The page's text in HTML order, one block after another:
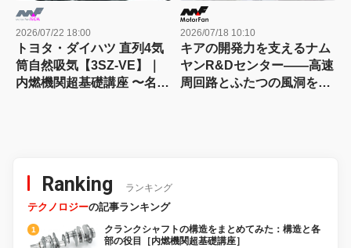
2026/07/22 18:00
トヨタ・ダイハツ 直列4気
筒自然吸気【3SZ-VE】｜
内燃機関超基礎講座 〜名作
2026/07/18 10:10
キアの開発力を支えるナム
ヤンR&Dセンター――高速
周回路とふたつの風洞を訪
Ranking ランキング
テクノロジーの記事ランキング
クランクシャフトの構造をまとめてみた：構造と各
部の役目［内燃機関超基礎講座］